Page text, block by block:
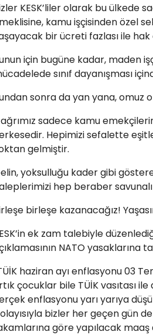
KESK’liler olarak bu ülkede
kamu işçisinden özel
bir ücreti fazlası ile
için bugüne kadar, maden
sınıf dayanışması
sonra da yan yana, omuz
sadece kamu
Hepimizi sefalette
gelmiştir.
yoksulluğu kader gibi
hep beraber
birleşe kazanacağız!
ek zam talebiyle
NATO yasaklarına
haziran ayı enflasyonu 03
çocuklar bile TÜİK vasıtası
enflasyonu yarı yarıya
bizler her geçen gün
göre yapılacak